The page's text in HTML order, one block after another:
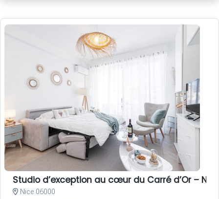
Studio d’exception au cœur du Carré d’Or –
Nice 06000